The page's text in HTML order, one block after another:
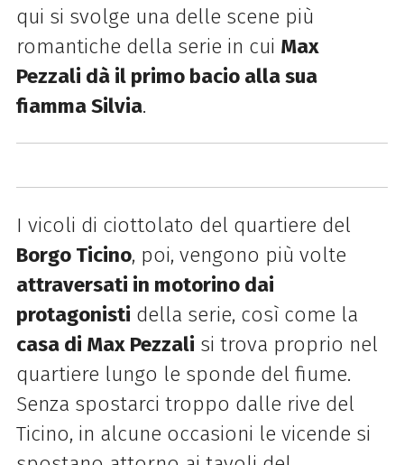
qui si svolge una delle scene più
romantiche della serie in cui Max
Pezzali dà il primo bacio alla sua
fiamma Silvia.
I vicoli di ciottolato del quartiere del
Borgo Ticino, poi, vengono più volte
attraversati in motorino dai
protagonisti della serie, così come la
casa di Max Pezzali si trova proprio nel
quartiere lungo le sponde del fiume.
Senza spostarci troppo dalle rive del
Ticino, in alcune occasioni le vicende si